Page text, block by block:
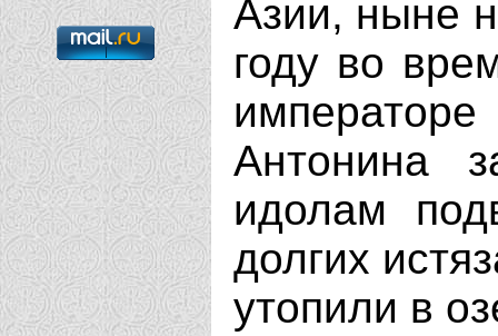
Азии, ныне
году во
Антонина
идолам
долгих
утопили в